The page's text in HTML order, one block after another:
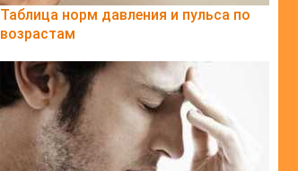
Таблица норм давления и пульса по
возрастам